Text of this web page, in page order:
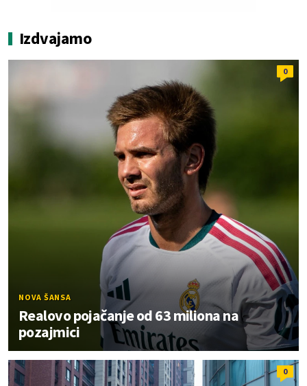
Izdvajamo
0
NOVA ŠANSA
Realovo pojačanje od 63 miliona na
pozajmici
0